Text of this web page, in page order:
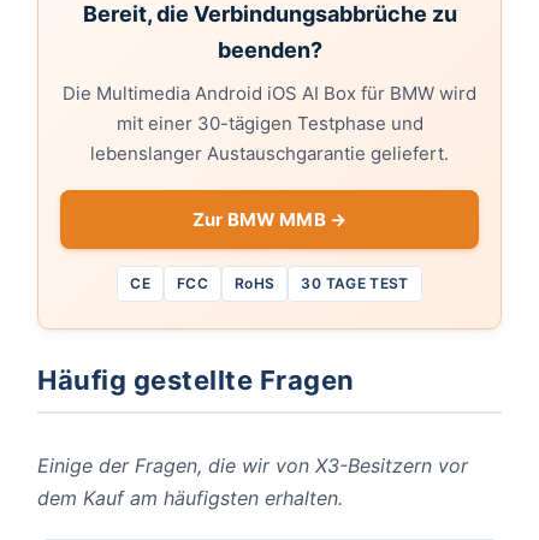
Bereit, die Verbindungsabbrüche zu
beenden?
Die Multimedia Android iOS AI Box für BMW wird
mit einer 30-tägigen Testphase und
lebenslanger Austauschgarantie geliefert.
Zur BMW MMB →
CE FCC RoHS 30 TAGE TEST
Häufig gestellte Fragen
Einige der Fragen, die wir von X3-Besitzern vor
dem Kauf am häufigsten erhalten.